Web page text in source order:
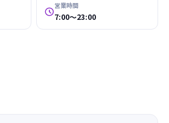
営業時間
7:00〜23:00